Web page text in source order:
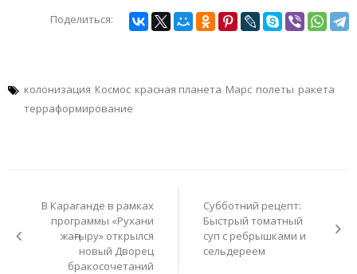
Поделиться:
колонизация Космос красная планета Марс полеты ракета
терраформирование
записямВ Караганде в рамках
программы «Рухани
жаңғыру» открылся
новый Дворец
бракосочетаний
Субботний рецепт:
Быстрый томатный
суп с ребрышками и
сельдереем